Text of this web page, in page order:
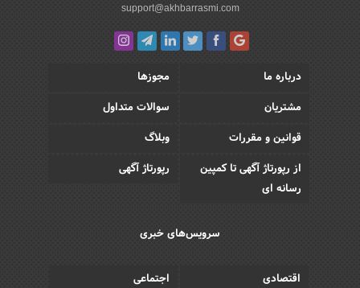
support@akhbarrasmi.com
درباره ما
مجوزها
مشتریان
سوالات متداول
قوانین و مقررات
وبلاگ
از رپورتاژ آگهی تا کمپین
رسانه ای
رپورتاژ آگهی
سرویس‌های خبری
اقتصادی اجتماعی